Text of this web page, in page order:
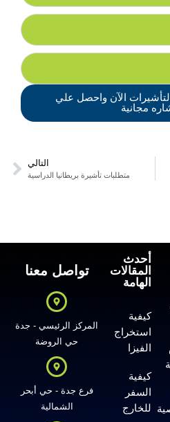
الآن واحصل علي
مجانية
التالي
متطلبات تأشيرة بريطانيا الدراسية
أحدث
المقالات
الهامة
كيفية
استخراج
الفيزا
كيفية
السفر
للخارج
تواصل معنا
المركز الرئيسي - جدة
حي الروضة
فرع جدة - حي أبحر
الشمالية